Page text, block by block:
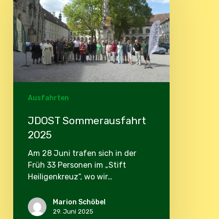
2025
Ausfahrten
JDOST Sommerausfahrt
2025
Am 28 Juni trafen sich in der
Früh 33 Personen im „Stift
Heiligenkreuz“, wo wir…
Marion Schöbel
29. Juni 2025